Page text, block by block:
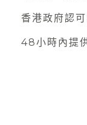
香港政府認
48小時內提